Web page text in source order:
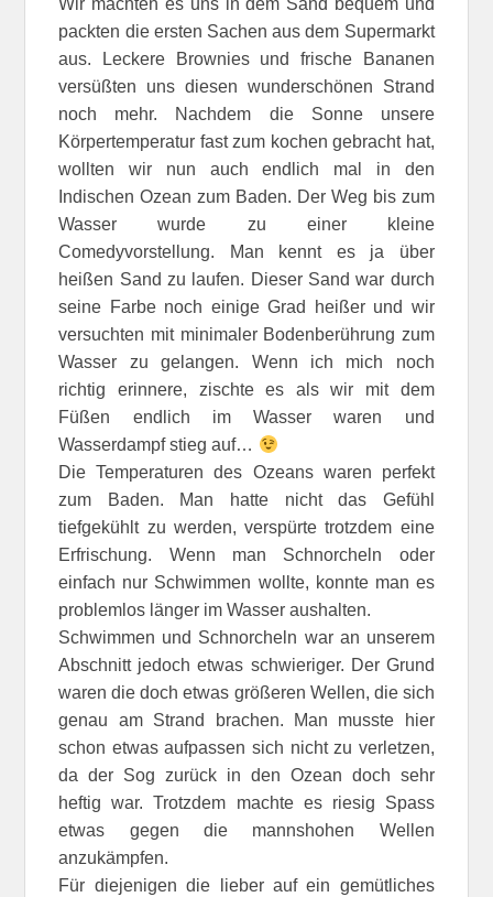
Wir machten es uns in dem Sand bequem und
packten die ersten Sachen aus dem Supermarkt
aus. Leckere Brownies und frische Bananen
versüßten uns diesen wunderschönen Strand
noch mehr. Nachdem die Sonne unsere
Körpertemperatur fast zum kochen gebracht hat,
wollten wir nun auch endlich mal in den
Indischen Ozean zum Baden. Der Weg bis zum
Wasser wurde zu einer kleine
Comedyvorstellung. Man kennt es ja über
heißen Sand zu laufen. Dieser Sand war durch
seine Farbe noch einige Grad heißer und wir
versuchten mit minimaler Bodenberührung zum
Wasser zu gelangen. Wenn ich mich noch
richtig erinnere, zischte es als wir mit dem
Füßen endlich im Wasser waren und
Wasserdampf stieg auf…
Die Temperaturen des Ozeans waren perfekt
zum Baden. Man hatte nicht das Gefühl
tiefgekühlt zu werden, verspürte trotzdem eine
Erfrischung. Wenn man Schnorcheln oder
einfach nur Schwimmen wollte, konnte man es
problemlos länger im Wasser aushalten.
Schwimmen und Schnorcheln war an unserem
Abschnitt jedoch etwas schwieriger. Der Grund
waren die doch etwas größeren Wellen, die sich
genau am Strand brachen. Man musste hier
schon etwas aufpassen sich nicht zu verletzen,
da der Sog zurück in den Ozean doch sehr
heftig war. Trotzdem machte es riesig Spass
etwas gegen die mannshohen Wellen
anzukämpfen.
Für diejenigen die lieber auf ein gemütliches